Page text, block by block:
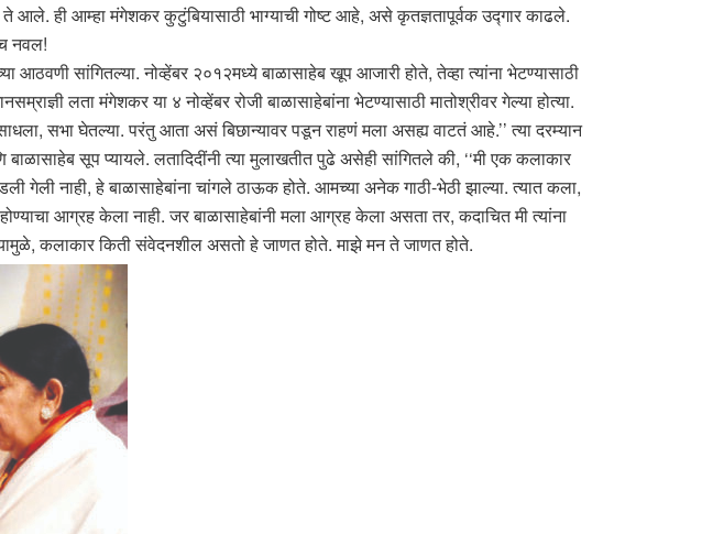
ते आले. ही आम्हा मंगेशकर कुटुंबियासाठी भाग्याची गोष्ट आहे, असे कृतज्ञतापूर्वक उद्गार काढले.
नवल!
सांगितल्या. नोव्हेंबर २०१२मध्ये बाळासाहेब खूप आजारी होते, तेव्हा त्यांना भेटण्यासाठी
लता मंगेशकर या ४ नोव्हेंबर रोजी बाळासाहेबांना भेटण्यासाठी मातोश्रीवर गेल्या होत्या.
सभा घेतल्या. परंतु आता असं बिछान्यावर पडून राहणं मला असह्य वाटतं आहे.’’ त्या दरम्यान
सूप प्यायले. लतादिदींनी त्या मुलाखतीत पुढे असेही सांगितले की, ‘‘मी एक कलाकार
गेली नाही, हे बाळासाहेबांना चांगले ठाऊक होते. आमच्या अनेक गाठी-भेठी झाल्या. त्यात कला,
आग्रह केला नाही. जर बाळासाहेबांनी मला आग्रह केला असता तर, कदाचित मी त्यांना
कलाकार किती संवेदनशील असतो हे जाणत होते. माझे मन ते जाणत होते.